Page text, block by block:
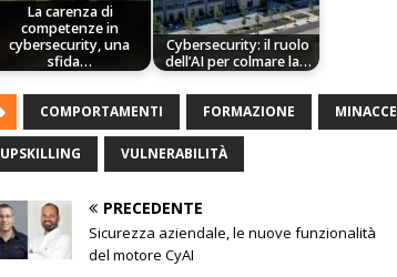
La carenza di
competenze in
cybersecurity, una
sfida…
Cybersecurity: il ruolo
dell’AI per colmare la…
COMPORTAMENTI FORMAZIONE MINACCE
UPSKILLING VULNERABILITÀ
PRECEDENTE
Sicurezza aziendale, le nuove funzionalità
del motore CyAI